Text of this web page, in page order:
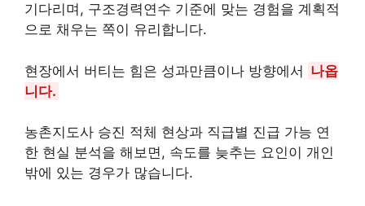
기다리며, 구조경력연수 기준에 맞는 경험을 계획적
으로 채우는 쪽이 유리합니다.
현장에서 버티는 힘은 성과만큼이나 방향에서 나옵
니다.
농촌지도사 승진 적체 현상과 직급별 진급 가능 연
한 현실 분석을 해보면, 속도를 늦추는 요인이 개인
밖에 있는 경우가 많습니다.